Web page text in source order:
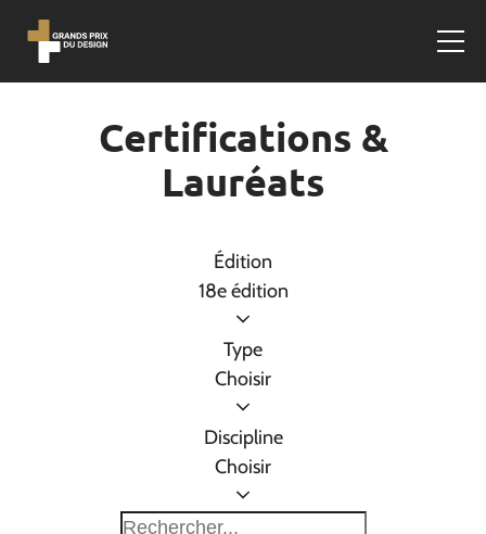
Certifications &
Lauréats
Édition
18e édition
Type
Choisir
Discipline
Choisir